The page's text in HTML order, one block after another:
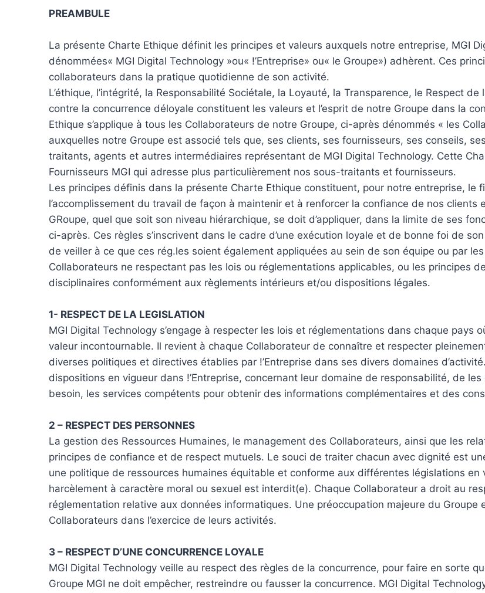
PREAMBULE
La présente Charte Ethique définit les principes et valeurs auxquels notre entreprise, MGI
dénommées« MGI Digital Technology »ou« !’Entreprise» ou« le Groupe») adhèrent. Ces
collaborateurs dans la pratique quotidienne de son activité.
L’éthique, l’intégrité, la Responsabilité Sociétale, la Loyauté, la Transparence, le Respect
contre la concurrence déloyale constituent les valeurs et l’esprit de notre Groupe dans la
Ethique s’applique à tous les Collaborateurs de notre Groupe, ci-après dénommés « les
auxquelles notre Groupe est associé tels que, ses clients, ses fournisseurs, ses conseils,
traitants, agents et autres intermédiaires représentant de MGI Digital Technology. Cette
Fournisseurs MGI qui adresse plus particulièrement nos sous-traitants et fournisseurs.
Les principes définis dans la présente Charte Ethique constituent, pour notre entreprise,
l’accomplissement du travail de façon à maintenir et à renforcer la confiance de nos
GRoupe, quel que soit son niveau hiérarchique, se doit d’appliquer, dans la limite de ses
ci-après. Ces règles s’inscrivent dans le cadre d’une exécution loyale et de bonne foi de
de veiller à ce que ces rég.les soient également appliquées au sein de son équipe ou par
Collaborateurs ne respectant pas les lois ou réglementations applicables, ou les principes
disciplinaires conformément aux règlements intérieurs et/ou dispositions légales.
1- RESPECT DE LA LEGISLATION
MGI Digital Technology s’engage à respecter les lois et réglementations dans chaque pays
valeur incontournable. Il revient à chaque Collaborateur de connaître et respecter
diverses politiques et directives établies par !’Entreprise dans ses divers domaines
dispositions en vigueur dans !’Entreprise, concernant leur domaine de responsabilité, de
besoin, les services compétents pour obtenir des informations complémentaires et des
2 – RESPECT DES PERSONNES
La gestion des Ressources Humaines, le management des Collaborateurs, ainsi que les
principes de confiance et de respect mutuels. Le souci de traiter chacun avec dignité est
une politique de ressources humaines équitable et conforme aux différentes législations
harcèlement à caractère moral ou sexuel est interdit(e). Chaque Collaborateur a droit au
réglementation relative aux données informatiques. Une préoccupation majeure du Groupe
Collaborateurs dans l’exercice de leurs activités.
3 – RESPECT D’UNE CONCURRENCE LOYALE
MGI Digital Technology veille au respect des règles de la concurrence, pour faire en sorte
Groupe MGI ne doit empêcher, restreindre ou fausser la concurrence. MGI Digital